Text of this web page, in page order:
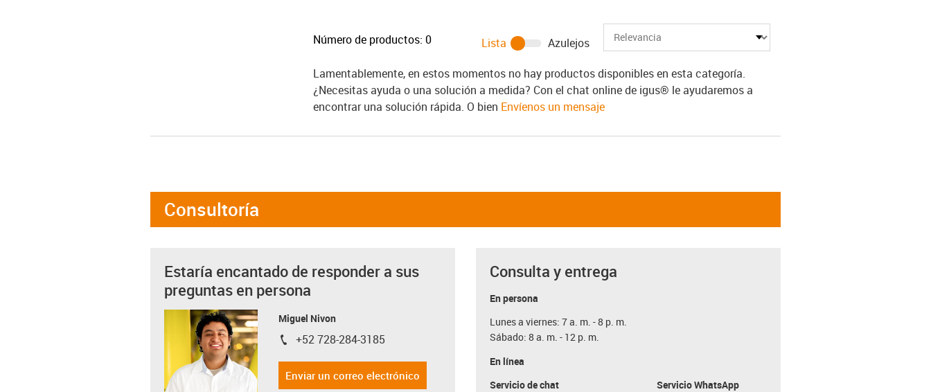
Número de productos: 0 Lista
Azulejos
Lamentablemente, en estos momentos no hay productos disponibles en esta categoría.
¿Necesitas ayuda o una solución a medida? Con el chat online de igus® le ayudaremos a
encontrar una solución rápida. O bien Envíenos un mensaje
Consultoría
Estaría encantado de responder a sus
preguntas en persona
Miguel Nivon
igus-icon-phone
+52 728-284-3185
Enviar un correo electrónico
Consulta y entrega
En persona
Lunes a viernes: 7 a. m. - 8 p. m.
Sábado: 8 a. m. - 12 p. m.
En línea
Servicio de chat
Servicio WhatsApp